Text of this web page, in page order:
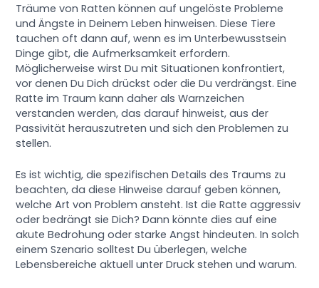
Träume von Ratten können auf ungelöste Probleme
und Ängste in Deinem Leben hinweisen. Diese Tiere
tauchen oft dann auf, wenn es im Unterbewusstsein
Dinge gibt, die Aufmerksamkeit erfordern.
Möglicherweise wirst Du mit Situationen konfrontiert,
vor denen Du Dich drückst oder die Du verdrängst. Eine
Ratte im Traum kann daher als Warnzeichen
verstanden werden, das darauf hinweist, aus der
Passivität herauszutreten und sich den Problemen zu
stellen.
Es ist wichtig, die spezifischen Details des Traums zu
beachten, da diese Hinweise darauf geben können,
welche Art von Problem ansteht. Ist die Ratte aggressiv
oder bedrängt sie Dich? Dann könnte dies auf eine
akute Bedrohung oder starke Angst hindeuten. In solch
einem Szenario solltest Du überlegen, welche
Lebensbereiche aktuell unter Druck stehen und warum.